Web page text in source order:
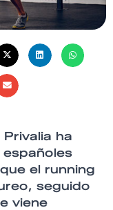
ha
el running
seguido
viene